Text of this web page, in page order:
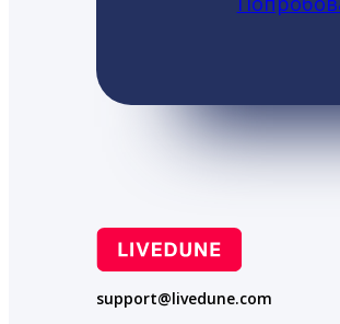
support@livedune.com